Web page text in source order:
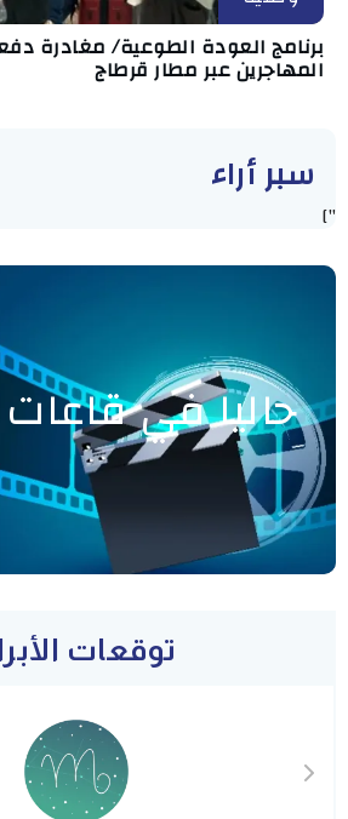
برنامج العودة الطوعية/ مغادرة
المهاجرين عبر مطار قرطاج
سبر أراء
"]
حاليا في قاعات
توقعات